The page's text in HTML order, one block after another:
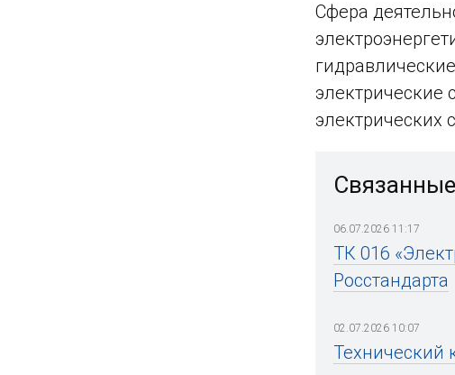
Сфера
электрические
электрических
06.07.2026 11:17
ТК 016
Росстандарта
02.07.2026 10:07
Технический